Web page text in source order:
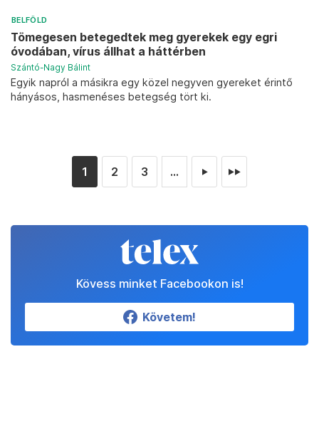
BELFÖLD
Tömegesen betegedtek meg gyerekek egy egri
óvodában, vírus állhat a háttérben
Szántó-Nagy Bálint
Egyik napról a másikra egy közel negyven gyereket érintő
hányásos, hasmenéses betegség tört ki.
1 2 3 ... ► ►►
Kövess minket Facebookon is!
Követem!